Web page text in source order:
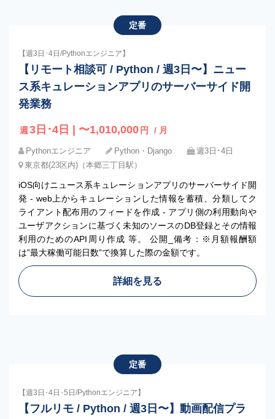
定番
【週3日･4日/Pythonエンジニア】
【リモート相談可 / Python / 週3日〜】ニュー
ス系キュレーションアプリのサーバーサイド開
発業務
週 3日･4日 | 〜1,010,000 円 / 月
Pythonエンジニア Python・Django
週3日･4日
東京都(23区内)（本郷三丁目駅）
iOS向けニュース系キュレーションアプリのサーバーサイド開
発 - web上からキュレーションした情報を蓄積、分類してク
ライアント配布用のフィードを作成 - アプリ側の利用動向や
ユーザアクションに基づく未知のソースのDB登録とその情報
利用のためのAPI周り作成 等。 公開_備考：※月額報酬額
は”最大稼働可能日数”で換算した際の金額です。
詳細を見る
定番
【週3日･4日･5日/Pythonエンジニア】
【フルリモ / Python / 週3日〜】動画配信プラ